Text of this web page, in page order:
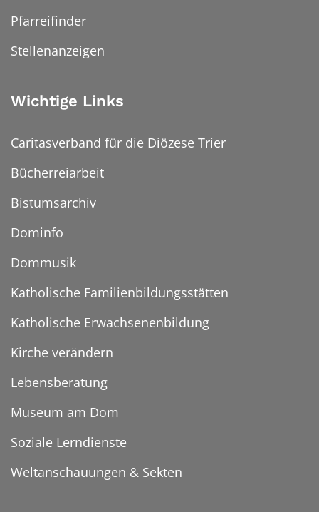
Pfarreifinder
Stellenanzeigen
Wichtige Links
Caritasverband für die Diözese Trier
Bücherreiarbeit
Bistumsarchiv
Dominfo
Dommusik
Katholische Familienbildungsstätten
Katholische Erwachsenenbildung
Kirche verändern
Lebensberatung
Museum am Dom
Soziale Lerndienste
Weltanschauungen & Sekten